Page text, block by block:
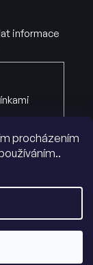
procházením
informace